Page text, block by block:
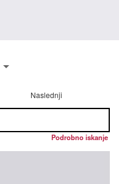
Naslednji
Podrobno iskanje